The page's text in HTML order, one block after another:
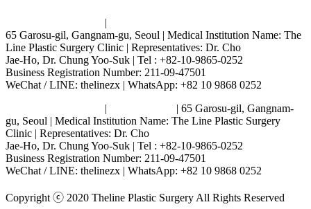
|
65 Garosu-gil, Gangnam-gu, Seoul | Medical Institution Name: The
Line Plastic Surgery Clinic | Representatives: Dr. Cho
Jae-Ho, Dr. Chung Yoo-Suk | Tel : +82-10-9865-0252
Business Registration Number: 211-09-47501
WeChat / LINE: thelinezx | WhatsApp: +82 10 9868 0252
|
| 65 Garosu-gil, Gangnam-
gu, Seoul | Medical Institution Name: The Line Plastic Surgery
Clinic | Representatives: Dr. Cho
Jae-Ho, Dr. Chung Yoo-Suk | Tel : +82-10-9865-0252
Business Registration Number: 211-09-47501
WeChat / LINE: thelinezx | WhatsApp: +82 10 9868 0252
Copyright ⓒ 2020 Theline Plastic Surgery All Rights Reserved